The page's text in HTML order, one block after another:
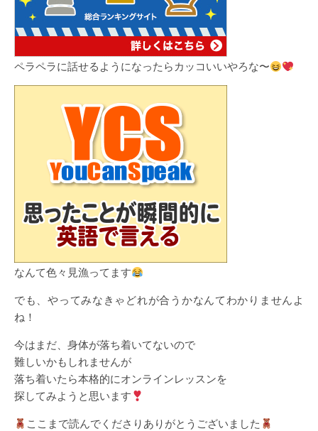
ペラペラに話せるようになったらカッコいいやろな〜
なんて色々見漁ってます
でも、やってみなきゃどれが合うかなんてわかりませんよ
ね！
今はまだ、身体が落ち着いてないので
難しいかもしれませんが
落ち着いたら本格的にオンラインレッスンを
探してみようと思います
ここまで読んでくださりありがとうございました